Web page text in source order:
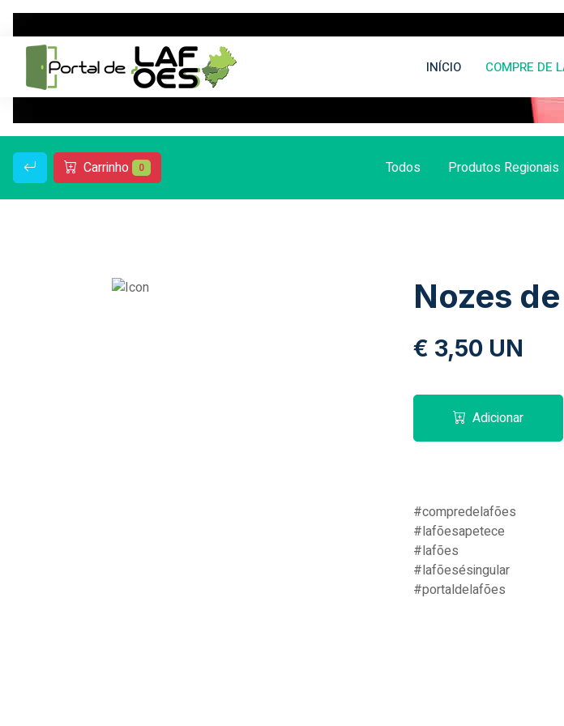
INÍCIO COMPRE DE
Carrinho 0 Todos Produtos Regionais
Nozes
€ 3,50 UN
Adicionar
#compredelafões
#lafõesapetece
#lafões
#lafõesésingular
#portaldelafões